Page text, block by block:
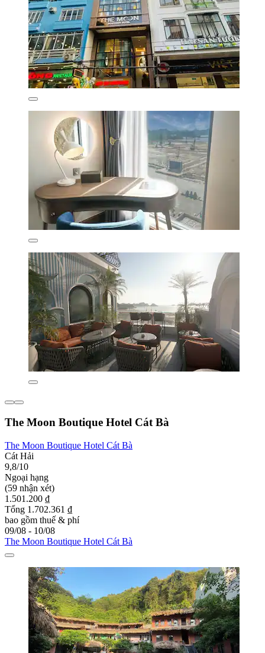
The Moon Boutique Hotel Cát Bà
The Moon Boutique Hotel Cát Bà
Cát Hải
9,8/10
Ngoại hạng
(59 nhận xét)
1.501.200 ₫
Tổng 1.702.361 ₫
bao gồm thuế & phí
09/08 - 10/08
The Moon Boutique Hotel Cát Bà